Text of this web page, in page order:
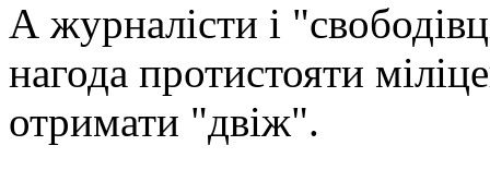
А журналісти і
нагода протистояти
отримати "двіж".